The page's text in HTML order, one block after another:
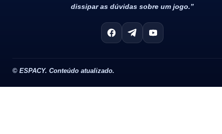
dissipar as dúvidas sobre um jogo.”
© ESPACY. Conteúdo atualizado.